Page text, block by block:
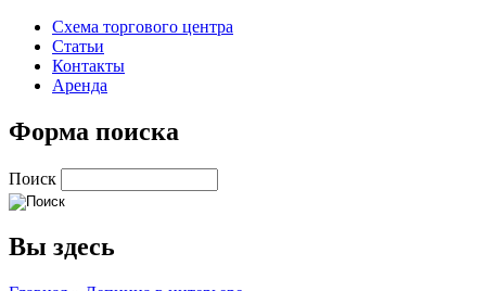
Схема торгового центра
Статьи
Контакты
Аренда
Форма поиска
Поиск
Вы здесь